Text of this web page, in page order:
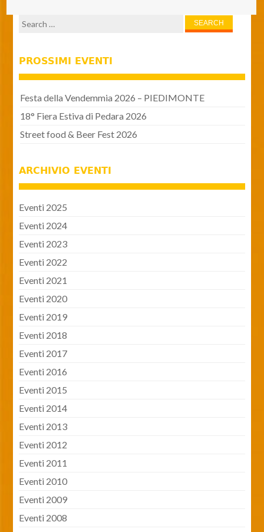
Search for:
PROSSIMI EVENTI
Festa della Vendemmia 2026 – PIEDIMONTE
18° Fiera Estiva di Pedara 2026
Street food & Beer Fest 2026
ARCHIVIO EVENTI
Eventi 2025
Eventi 2024
Eventi 2023
Eventi 2022
Eventi 2021
Eventi 2020
Eventi 2019
Eventi 2018
Eventi 2017
Eventi 2016
Eventi 2015
Eventi 2014
Eventi 2013
Eventi 2012
Eventi 2011
Eventi 2010
Eventi 2009
Eventi 2008